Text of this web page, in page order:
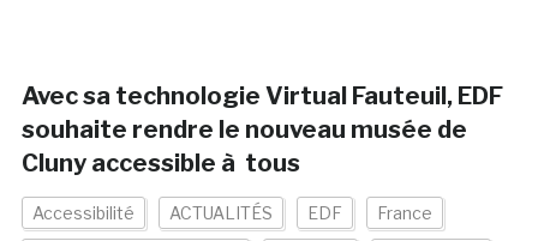
Avec sa technologie Virtual Fauteuil, EDF
souhaite rendre le nouveau musée de
Cluny accessible à tous
Accessibilité ACTUALITÉS EDF France